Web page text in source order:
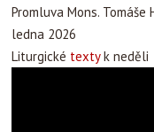
Promluva Mons. Tomáše
ledna 2026
Liturgické textyk neděli